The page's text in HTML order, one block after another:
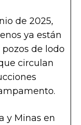
de 2025,
ya están
de lodo
circulan
y Minas en